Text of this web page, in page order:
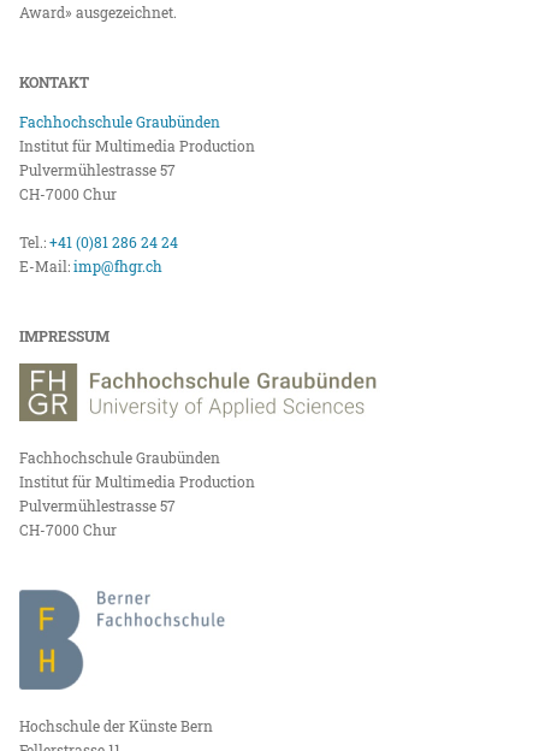
Award» ausgezeichnet.
KONTAKT
Fachhochschule Graubünden
Institut für Multimedia Production
Pulvermühlestrasse 57
CH-7000 Chur
Tel.:+41 (0)81 286 24 24
E-Mail:imp@fhgr.ch
IMPRESSUM
Fachhochschule Graubünden
Institut für Multimedia Production
Pulvermühlestrasse 57
CH-7000 Chur
Hochschule der Künste Bern